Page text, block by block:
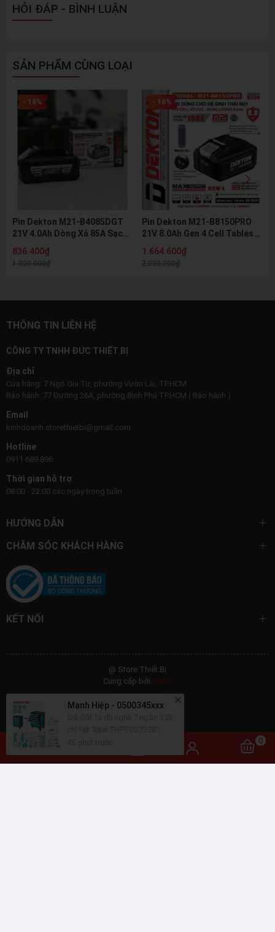
0
HỎI ĐÁP - BÌNH LUẬN
SẢN PHẨM CÙNG LOẠI
- 18%
Pin Dekton M21-B4085DGT
21V 4.0Ah Dòng Xả 85A Sạc
Chính Hãng
836.400₫
1.020.000₫
- 18%
Pin Dekton M21-B8150PRO
21V 8.0Ah Gen 4 Cell Tabless
M21 Chính Hãng
1.664.600₫
2.030.000₫
THÔNG TIN LIÊN HỆ
CÔNG TY TNHH ĐỨC THIẾT BỊ
Địa chỉ
Cửa hàng: 7 Ngô Gia Tự, phường Vườn Lài, TP.HCM
Bảo hành: 77 Đường 26A, phường Bình Phú TP.HCM ( Bảo hành )
Email
kinhdoanh.storethietbi@gmail.com
Hotline
0911 689 896
Thời gian hỗ trợ
08:00 - 22:00 các ngày trong tuần
HƯỚNG DẪN
CHĂM SÓC KHÁCH HÀNG
KẾT NỐI
@ Store Thiết Bị
Cung cấp bởi Sapo
Mạnh Hiệp - 0500345xxx